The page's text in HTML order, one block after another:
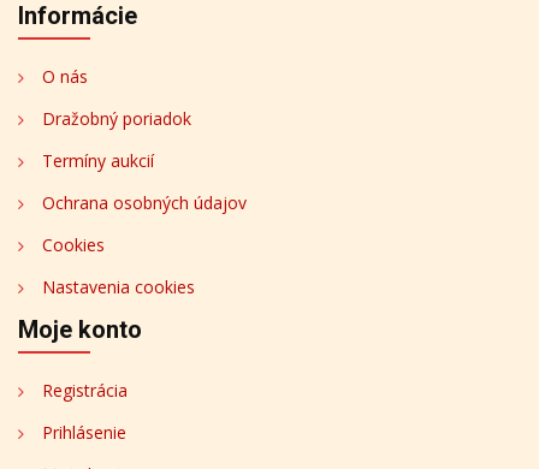
Informácie
O nás
Dražobný poriadok
Termíny aukcií
Ochrana osobných údajov
Cookies
Nastavenia cookies
Moje konto
Registrácia
Prihlásenie